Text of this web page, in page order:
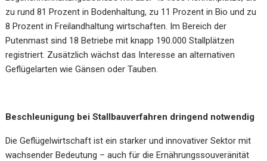
zu rund 81 Prozent in Bodenhaltung, zu 11 Prozent in Bio und zu
8 Prozent in Freilandhaltung wirtschaften. Im Bereich der
Putenmast sind 18 Betriebe mit knapp 190.000 Stallplätzen
registriert. Zusätzlich wächst das Interesse an alternativen
Geflügelarten wie Gänsen oder Tauben.
Beschleunigung bei Stallbauverfahren dringend notwendig
Die Geflügelwirtschaft ist ein starker und innovativer Sektor mit
wachsender Bedeutung – auch für die Ernährungssouveränität